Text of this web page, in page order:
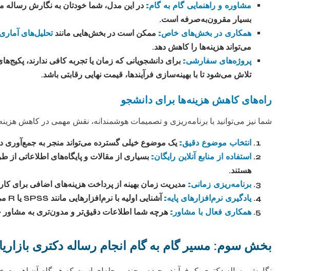
مشاوره و راهنمایی گام به گام: در این مدل، شما خودتان به نگارش
بسیار مقرون‌به‌صرفه است.
همکاری در بخش‌های خاص: ممکن است در بخش‌هایی مانندتحلیل‌های آماری
می‌تواند هزینه‌ها را کاهش دهد.
پروژه‌های سفارشی: برای دانشجویانی که زمان یا تجربه کافی ندارند،
تلاش می‌شود تا با بهینه‌سازی فرآیندها، قیمت نهایی رقابتی باشد.
راه‌های کاهش هزینه‌ها برای دانشجو
شما نیز می‌توانید با برنامه‌ریزی و تصمیمات هوشمندانه، نقش مهمی در کاهش
انتخاب موضوع دقیق: یک موضوع خیلی گسترده می‌تواند منجر به جمع‌آوری
استفاده از منابع آنلاین رایگان:
هستند.
برنامه‌ریزی زمانی: مدیریت زمان بهینه از پرداخت هزینه‌های اضافی برای
یادگیری نرم‌افزارهای پایه: آشنایی اولیه با نرم‌افزارهایی مانند SPSS یا R می‌تواند در کاهش نیاز به کمک‌های تخصصی در بخش تحلیل داده‌ها مؤثر باشد.
همکاری فعال با مشاور: هرچه شما اطلاعات دقیق‌تر و مدون‌تری به مشاور
بخش سوم: مسیر گام به گام انجام رساله دکتری